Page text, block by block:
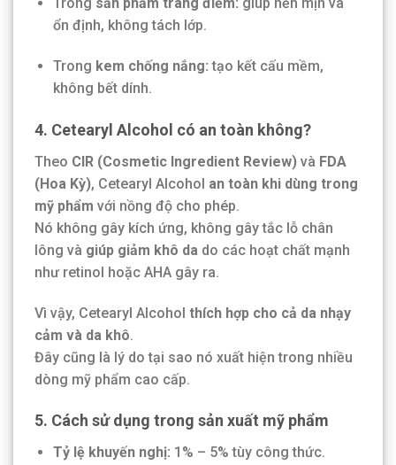
ổn định, không tách lớp.
Trong kem chống nắng: tạo kết cấu mềm,
không bết dính.
4. Cetearyl Alcohol có an toàn không?
Theo CIR (Cosmetic Ingredient Review) và FDA
(Hoa Kỳ), Cetearyl Alcohol an toàn khi dùng trong
mỹ phẩm với nồng độ cho phép.
Nó không gây kích ứng, không gây tắc lỗ chân
lông và giúp giảm khô da do các hoạt chất mạnh
như retinol hoặc AHA gây ra.
Vì vậy, Cetearyl Alcohol thích hợp cho cả da nhạy
cảm và da khô.
Đây cũng là lý do tại sao nó xuất hiện trong nhiều
dòng mỹ phẩm cao cấp.
5. Cách sử dụng trong sản xuất mỹ phẩm
Tỷ lệ khuyến nghị: 1% – 5% tùy công thức.